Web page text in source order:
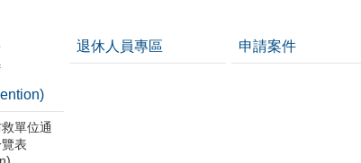
單位通
表
退休人員專區 申請案件